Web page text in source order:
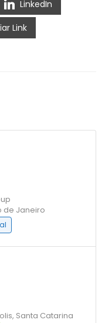
LinkedIn
Link
de Janeiro
Santa Catarina